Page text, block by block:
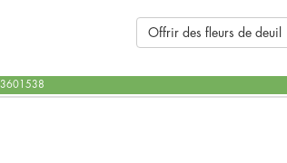
Offrir des fleurs de deuil